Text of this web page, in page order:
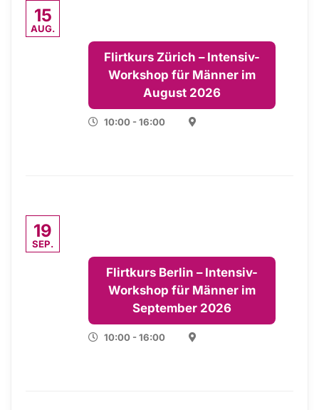
15
AUG.
Flirtkurs Zürich – Intensiv-
Workshop für Männer im
August 2026
10:00 - 16:00
19
SEP.
Flirtkurs Berlin – Intensiv-
Workshop für Männer im
September 2026
10:00 - 16:00